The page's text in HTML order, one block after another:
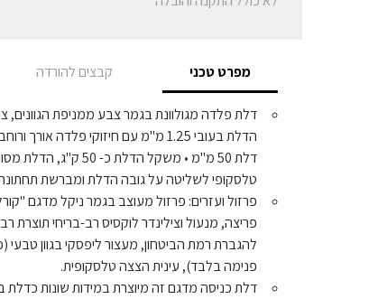
מפרט טכני קבצים להורדה
דלת 50 מ"מ • משקל
טלסקופי לשליטה על גובה הדלת ומברשת
פרזול ועזרים: פרזול מעוצב בגמר ניקל מדגם
פריצה, מנעול וצילינדר לוקסיס רב-בריחי תוצרת
להגברת רמת הביטחון, מעצור ליפסקי בגוון
פנימה בלבד), עינית הצצה טלסקופית.
דלת כניסה מדגם זה מיוצרת במידות שונות כדלת